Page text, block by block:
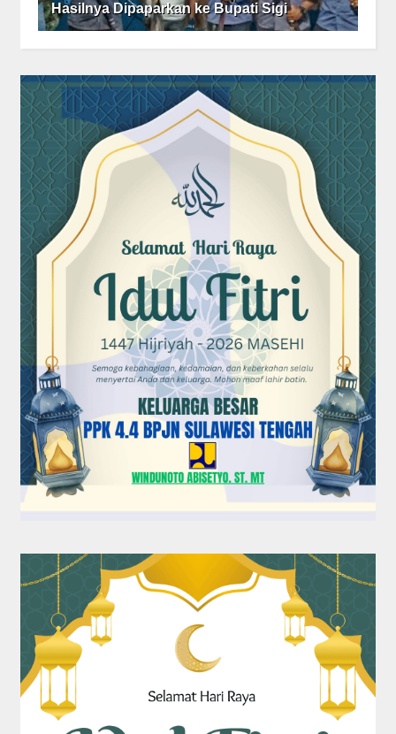
Hasilnya Dipaparkan ke Bupati Sigi